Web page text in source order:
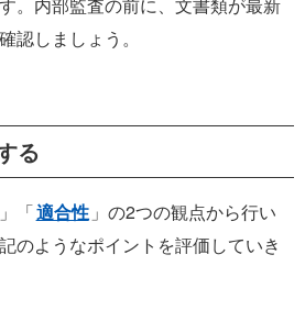
認しましょう。
る
「適合性 」の2つの観点から行い
のようなポイントを評価していき